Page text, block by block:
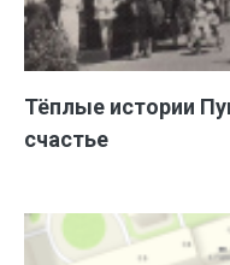
Тёплые истории
счастье